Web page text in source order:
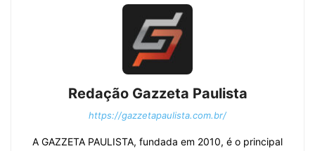
Redação Gazzeta Paulista
https://gazzetapaulista.com.br/
A GAZZETA PAULISTA, fundada em 2010, é o principal